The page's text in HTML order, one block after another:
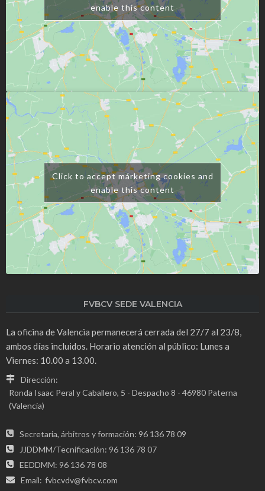
enable this content
Click to accept márketing cookies and
enable this content
FVBCV SEDE VALENCIA
La oficina de Valencia permanecerá cerrada del 27/7 al 23/8,
ambos días incluidos. Horario atención al público: Lunes a
Viernes: 10.00 a 13.00.
Dirección:
Ronda Isaac Peral y Caballero, 5 - Despacho 8 - 46980 Paterna
(Valencia)
Secretaria, árbitros y formación: 96 136 78 09
JJDDMM/Tecnificación: 96 136 78 07
EEDDMM: 96 136 78 08
Email: fvbcvdv@fvbcv.com